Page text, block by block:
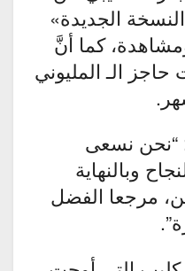
الجديدة»
كما أنَّ
الـ المليوني
“نحن نسعى
وبالنهاية
مرجعا الفضل